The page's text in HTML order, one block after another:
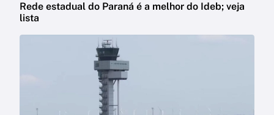
Rede estadual do Paraná é a melhor do Ideb; veja
lista